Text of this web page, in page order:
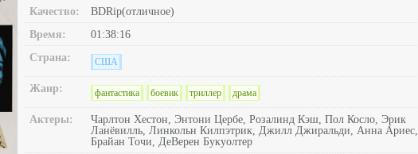
Качество:
BDRip(отличное)
Время:
01:38:16
Страна:
США
Жанр: фантастика боевик триллер драма
Актеры:
Чарлтон Хестон, Энтони Цербе, Розалинд Кэш, Пол Косло, Эрик
Ланёвилль, Линкольн Килпэтрик, Джилл Джиральди, Анна Ариес,
Брайан Точи, ДеВерен Букуолтер